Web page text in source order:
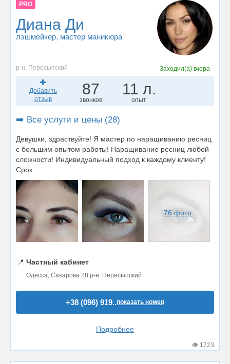
PRO
Диана Ди
лэшмейкер, мастер маникюра
р-н. Пересыпский Заходил(а)вчера
Добавить
отзыв
87
звонков
11 л.
опыт
➡️ Все услуги и цены (28)
Девушки, здраствуйте! Я мастер по наращиванию ресниц
с большим опытом работы! Наращивание ресниц любой
сложности! Индивидуальный подход к каждому клиенту!
Срок...
76 фото
📍 Частный кабинет
Одесса, Сахарова 28 р-н. Пересыпский
+38 (096) 919..показать номер
Подробнее
1723